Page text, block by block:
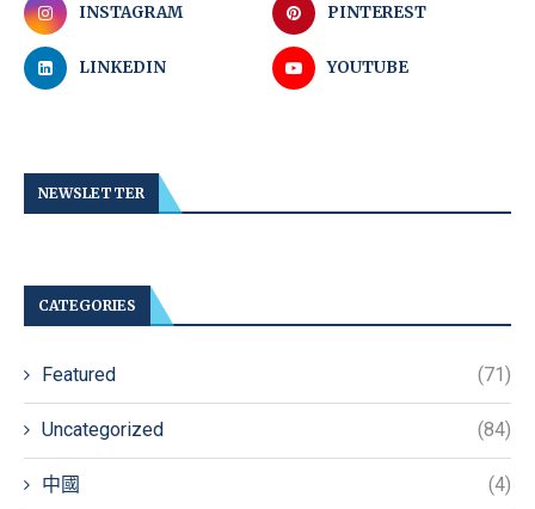
INSTAGRAM PINTEREST
LINKEDIN YOUTUBE
NEWSLETTER
CATEGORIES
Featured (71)
Uncategorized (84)
中國 (4)